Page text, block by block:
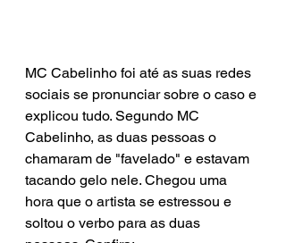
MC Cabelinho foi até as suas redes
sociais se pronunciar sobre o caso e
explicou tudo. Segundo MC
Cabelinho, as duas pessoas o
chamaram de "favelado" e estavam
tacando gelo nele. Chegou uma
hora que o artista se estressou e
soltou o verbo para as duas